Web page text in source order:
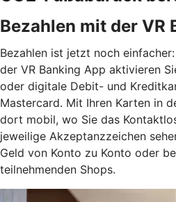
Bezahlen mit der VR
Bezahlen ist jetzt noch
der VR Banking App aktivieren
oder digitale Debit- und
Mastercard. Mit Ihren Karten in
dort mobil, wo Sie das
jeweilige Akzeptanzzeichen
Geld von Konto zu Konto oder
teilnehmenden Shops.